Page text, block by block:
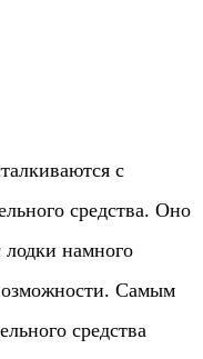
с
средства. Оно
лодки намного
Самым
средства